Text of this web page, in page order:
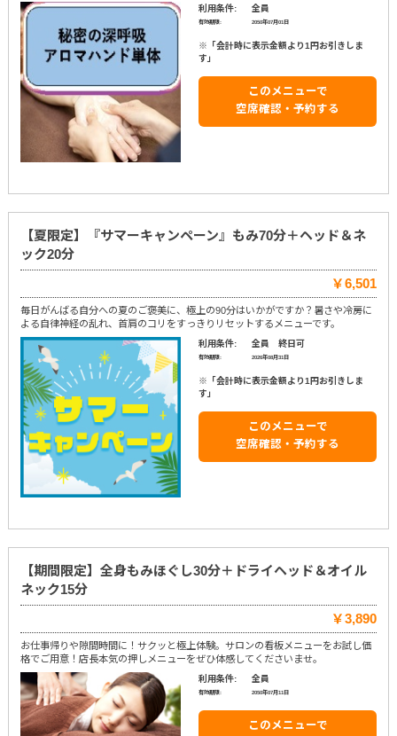
利用条件: 全員
有効期限: 2050年07月01日
※「会計時に表示金額より1円お引きしま
す」
このメニューで
空席確認・予約する
【夏限定】『サマーキャンペーン』もみ70分＋ヘッド＆ネ
ック20分
￥6,501
毎日がんばる自分への夏のご褒美に、極上の90分はいかがですか？暑さや冷房に
よる自律神経の乱れ、首肩のコリをすっきりリセットするメニューです。
利用条件: 全員 終日可
有効期限: 2026年08月31日
※「会計時に表示金額より1円お引きしま
す」
このメニューで
空席確認・予約する
【期間限定】全身もみほぐし30分＋ドライヘッド＆オイル
ネック15分
￥3,890
お仕事帰りや隙間時間に！サクッと極上体験。サロンの看板メニューをお試し価
格でご用意！店長本気の押しメニューをぜひ体感してくださいませ。
利用条件: 全員
有効期限: 2050年07月11日
このメニューで